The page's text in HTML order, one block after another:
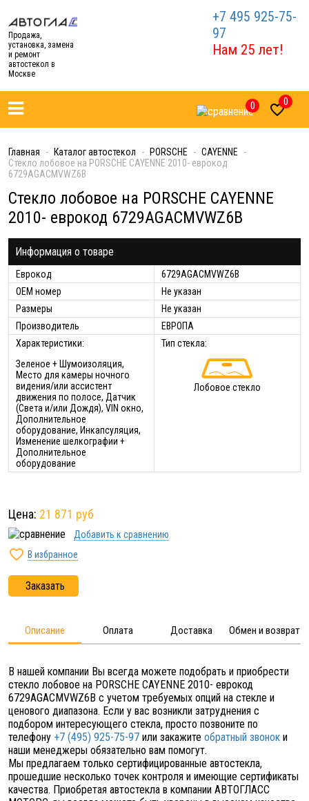
Продажа,
установка, замена
и ремонт
автостекол в
Москве
+7 495 925-75-
97
Нам 25 лет!
0 0
Главная Каталог автостекол PORSCHE
CAYENNE
Стекло лобовое на PORSCHE CAYENNE 2010- еврокод
6729AGACMVWZ6B
Стекло лобовое на PORSCHE CAYENNE
2010- еврокод 6729AGACMVWZ6B
Информация о товаре
Еврокод
6729AGACMVWZ6B
ОЕМ номер
Не указан
Размеры
Не указан
Производитель
ЕВРОПА
Характеристики:
Зеленое + Шумоизоляция,
Место для камеры ночного
видения/или ассистент
движения по полосе, Датчик
(Света и/или Дождя), VIN окно,
Дополнительное
оборудование, Инкапсуляция,
Изменение шелкографии +
Дополнительное
оборудование
Тип стекла:
Лобовое стекло
Цена: 21 871 руб
Добавить к сравнению
 В избранное
Заказать
Описание Оплата Доставка Обмен и возврат
В нашей компании Вы всегда можете подобрать и приобрести
стекло лобовое на PORSCHE CAYENNE 2010- еврокод
6729AGACMVWZ6B с учетом требуемых опций на стекле и
ценового диапазона. Если у вас возникли затруднения с
подбором интересующего стекла, просто позвоните по
телефону +7 (495) 925-75-97 или закажите обратный звонок и
наши менеджеры обязательно вам помогут.
Мы предлагаем только сертифицированные автостекла,
прошедшие несколько точек контроля и имеющие сертификаты
качества. Приобретая автостекла в компании АВТОГЛАСС